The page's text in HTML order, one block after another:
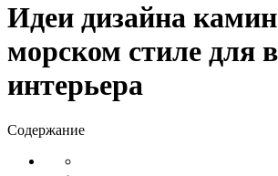
Идеи дизайна
морском стиле для
интерьера
Содержание